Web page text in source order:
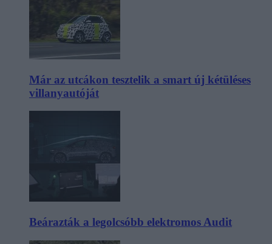
Már az utcákon tesztelik a smart új kétüléses
villanyautóját
Beárazták a legolcsóbb elektromos Audit